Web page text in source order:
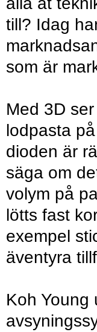
till? Idag
som är
Med 3D
lodpasta
dioden är
säga om
volym på
lötts fast
exempel
äventyra
Koh Young